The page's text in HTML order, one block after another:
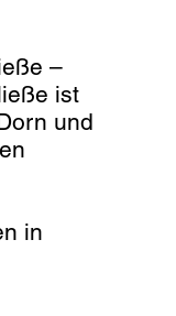
–
ist
und
in